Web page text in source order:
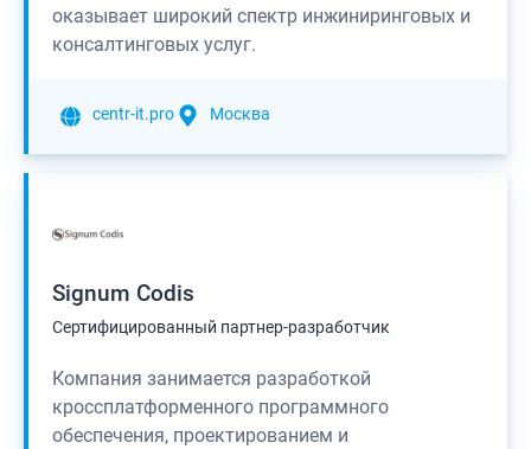
оказывает широкий спектр инжиниринговых и
консалтинговых услуг.
centr-it.pro Москва
Signum Codis
Сертифицированный партнер-разработчик
Компания занимается разработкой
кроссплатформенного программного
обеспечения, проектированием и